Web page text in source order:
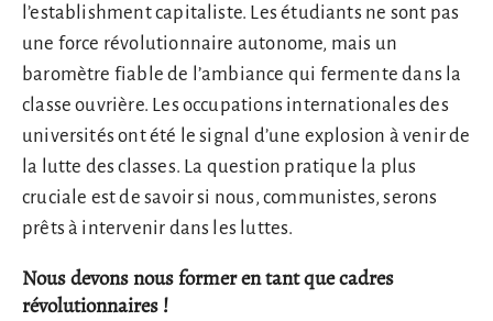
l’establishment capitaliste. Les étudiants ne sont pas
une force révolutionnaire autonome, mais un
baromètre fiable de l’ambiance qui fermente dans la
classe ouvrière. Les occupations internationales des
universités ont été le signal d’une explosion à venir de
la lutte des classes. La question pratique la plus
cruciale est de savoir si nous, communistes, serons
prêts à intervenir dans les luttes.
Nous devons nous former en tant que cadres
révolutionnaires !